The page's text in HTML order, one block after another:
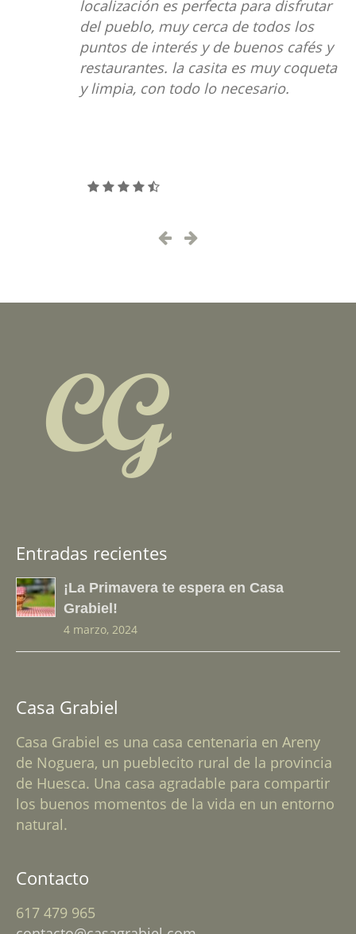
localización es perfecta para disfrutar
del pueblo, muy cerca de todos los
puntos de interés y de buenos cafés y
restaurantes. la casita es muy coqueta
y limpia, con todo lo necesario.
Entradas recientes
¡La Primavera te espera en Casa
Grabiel!
4 marzo, 2024
Casa Grabiel
Casa Grabiel es una casa centenaria en Areny
de Noguera, un pueblecito rural de la provincia
de Huesca. Una casa agradable para compartir
los buenos momentos de la vida en un entorno
natural.
Contacto
617 479 965